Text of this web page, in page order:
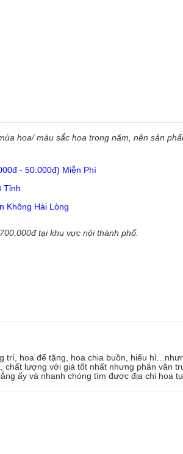
hoa/ màu sắc hoa trong năm, nên sản
- 50.000đ) Miễn Phí
Tỉnh
Không Hài Lòng
tại khu vực nội thành phố.
trí, hoa để tặng, hoa chia buồn, hiếu
chất lượng với giá tốt nhất nhưng phân vân
ấy và nhanh chóng tìm được địa chỉ hoa